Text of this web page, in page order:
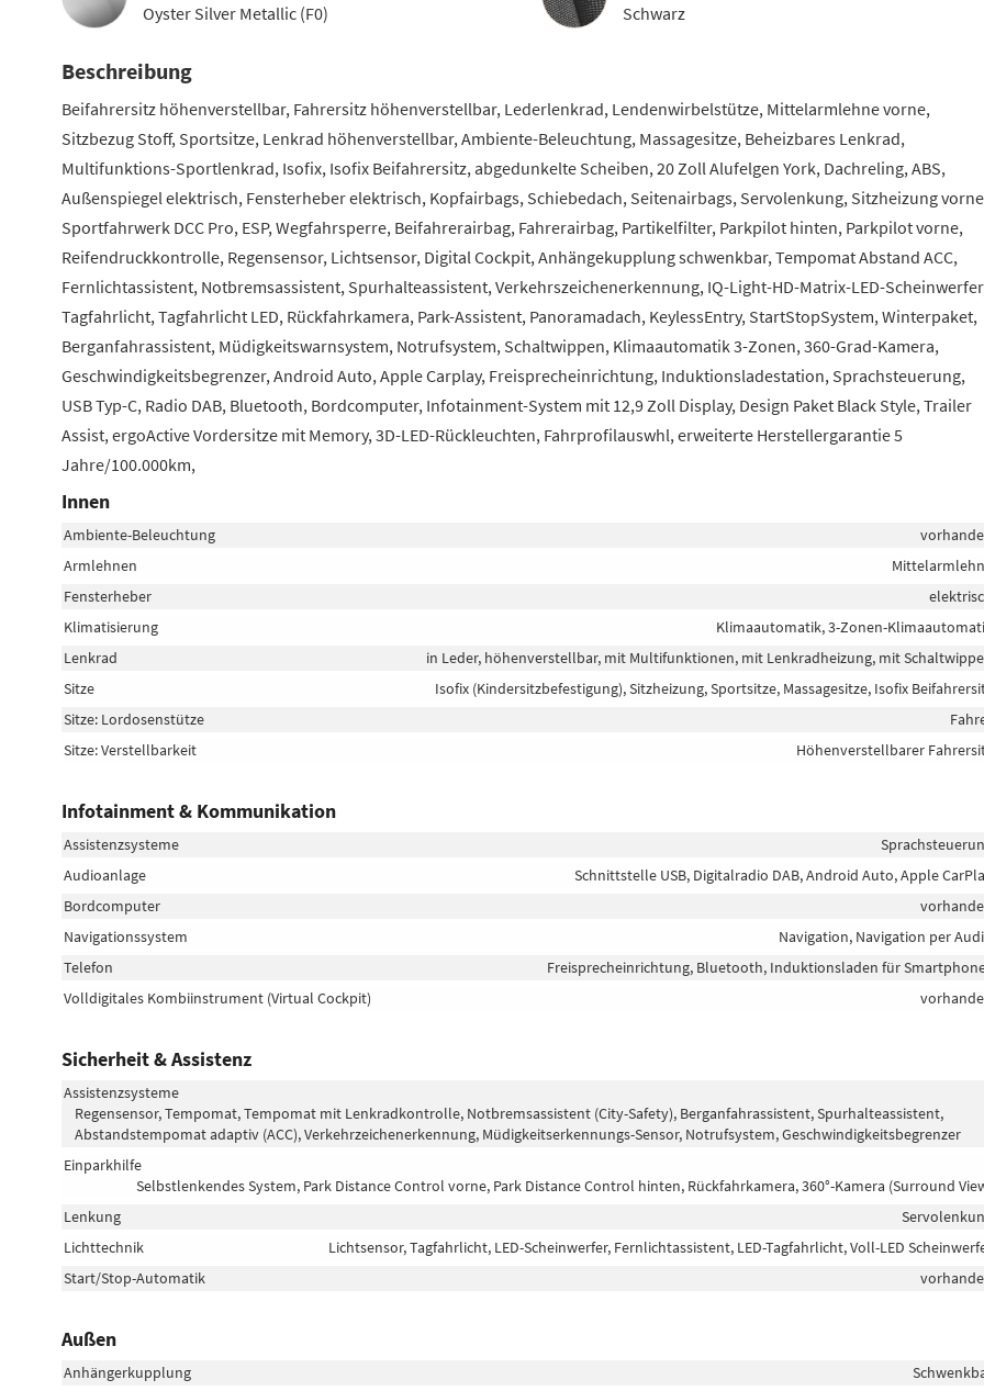
Oyster Silver Metallic (F0)
Schwarz
Beschreibung
Beifahrersitz höhenverstellbar, Fahrersitz höhenverstellbar, Lederlenkrad, Lendenwirbelstütze, Mittelarmlehne vorne,
Sitzbezug Stoff, Sportsitze, Lenkrad höhenverstellbar, Ambiente-Beleuchtung, Massagesitze, Beheizbares Lenkrad,
Multifunktions-Sportlenkrad, Isofix, Isofix Beifahrersitz, abgedunkelte Scheiben, 20 Zoll Alufelgen York, Dachreling, ABS,
Außenspiegel elektrisch, Fensterheber elektrisch, Kopfairbags, Schiebedach, Seitenairbags, Servolenkung, Sitzheizung
Sportfahrwerk DCC Pro, ESP, Wegfahrsperre, Beifahrerairbag, Fahrerairbag, Partikelfilter, Parkpilot hinten, Parkpilot vorne,
Reifendruckkontrolle, Regensensor, Lichtsensor, Digital Cockpit, Anhängekupplung schwenkbar, Tempomat Abstand ACC,
Fernlichtassistent, Notbremsassistent, Spurhalteassistent, Verkehrszeichenerkennung, IQ-Light-HD-Matrix-LED-
Tagfahrlicht, Tagfahrlicht LED, Rückfahrkamera, Park-Assistent, Panoramadach, KeylessEntry, StartStopSystem, Winterpaket,
Berganfahrassistent, Müdigkeitswarnsystem, Notrufsystem, Schaltwippen, Klimaautomatik 3-Zonen, 360-Grad-Kamera,
Geschwindigkeitsbegrenzer, Android Auto, Apple Carplay, Freisprecheinrichtung, Induktionsladestation, Sprachsteuerung,
USB Typ-C, Radio DAB, Bluetooth, Bordcomputer, Infotainment-System mit 12,9 Zoll Display, Design Paket Black Style, Trailer
Assist, ergoActive Vordersitze mit Memory, 3D-LED-Rückleuchten, Fahrprofilauswhl, erweiterte Herstellergarantie 5
Jahre/100.000km,
Innen
Ambiente-Beleuchtung
Armlehnen
Fensterheber
Klimatisierung
Klimaautomatik, 3-Zonen-
Lenkrad
in Leder, höhenverstellbar, mit Multifunktionen, mit Lenkradheizung, mit
Sitze
Isofix (Kindersitzbefestigung), Sitzheizung, Sportsitze, Massagesitze, Isofix
Sitze: Lordosenstütze
Sitze: Verstellbarkeit
Höhenverstellbarer
Infotainment & Kommunikation
Assistenzsysteme
Audioanlage
Schnittstelle USB, Digitalradio DAB, Android Auto, Apple
Bordcomputer
Navigationssystem
Navigation, Navigation per
Telefon
Freisprecheinrichtung, Bluetooth, Induktionsladen für
Volldigitales Kombiinstrument (Virtual Cockpit)
Sicherheit & Assistenz
Assistenzsysteme
Regensensor, Tempomat, Tempomat mit Lenkradkontrolle, Notbremsassistent (City-Safety), Berganfahrassistent, Spurhalteassistent,
Abstandstempomat adaptiv (ACC), Verkehrzeichenerkennung, Müdigkeitserkennungs-Sensor, Notrufsystem, Geschwindigkeitsbegrenzer
Einparkhilfe
Selbstlenkendes System, Park Distance Control vorne, Park Distance Control hinten, Rückfahrkamera, 360°-Kamera (Surround
Lenkung
Lichttechnik
Lichtsensor, Tagfahrlicht, LED-Scheinwerfer, Fernlichtassistent, LED-Tagfahrlicht, Voll-LED
Start/Stop-Automatik
Außen
Anhängerkupplung